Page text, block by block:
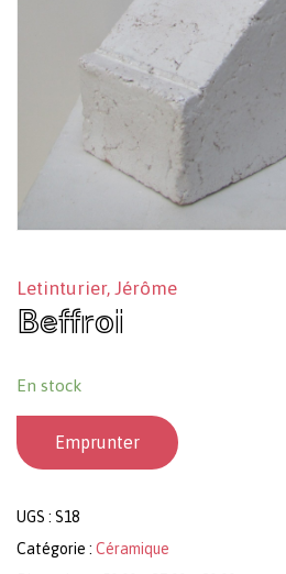
Letinturier, Jérôme
Beffroi
En stock
Emprunter
UGS : S18
Catégorie : Céramique